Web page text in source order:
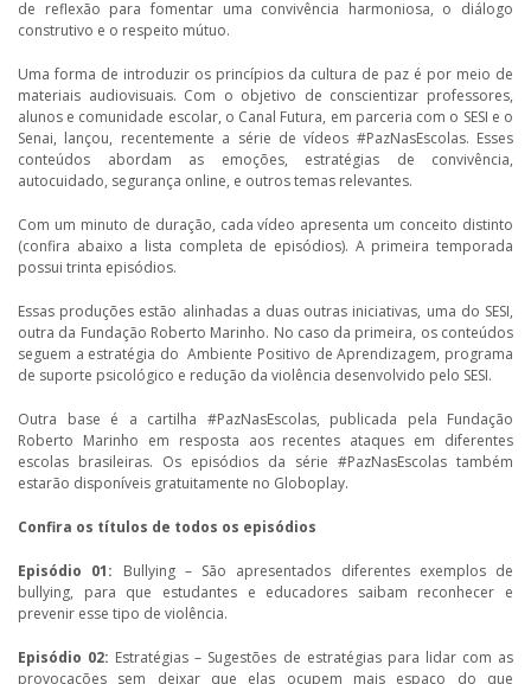
de reflexão para fomentar uma convivência harmoniosa, o diálogo
construtivo e o respeito mútuo.
Uma forma de introduzir os princípios da cultura de paz é por meio de
materiais audiovisuais. Com o objetivo de conscientizar professores,
alunos e comunidade escolar, o Canal Futura, em parceria com o SESI e o
Senai, lançou, recentemente a série de vídeos #PazNasEscolas. Esses
conteúdos abordam as emoções, estratégias de convivência,
autocuidado, segurança online, e outros temas relevantes.
Com um minuto de duração, cada vídeo apresenta um conceito distinto
(confira abaixo a lista completa de episódios). A primeira temporada
possui trinta episódios.
Essas produções estão alinhadas a duas outras iniciativas, uma do SESI,
outra da Fundação Roberto Marinho. No caso da primeira, os conteúdos
seguem a estratégia do Ambiente Positivo de Aprendizagem, programa
de suporte psicológico e redução da violência desenvolvido pelo SESI.
Outra base é a cartilha #PazNasEscolas, publicada pela Fundação
Roberto Marinho em resposta aos recentes ataques em diferentes
escolas brasileiras. Os episódios da série #PazNasEscolas também
estarão disponíveis gratuitamente no Globoplay.
Confira os títulos de todos os episódios
Episódio 01: Bullying – São apresentados diferentes exemplos de
bullying, para que estudantes e educadores saibam reconhecer e
prevenir esse tipo de violência.
Episódio 02: Estratégias – Sugestões de estratégias para lidar com as
provocações sem deixar que elas ocupem mais espaço do que